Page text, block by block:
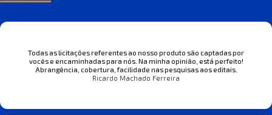
Todas as licitações referentes ao nosso produto são captadas por
vocês e encaminhadas para nós. Na minha opinião, está perfeito!
Abrangência, cobertura, facilidade nas pesquisas aos editais.
Ricardo Machado Ferreira